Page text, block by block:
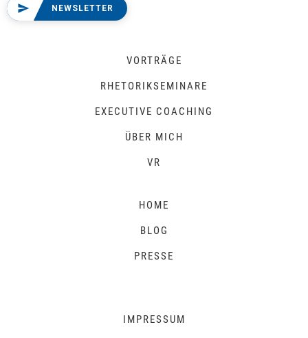
NEWSLETTER
HOME
VORTRÄGE
RHETORIKSEMINARE
EXECUTIVE COACHING
ÜBER MICH
VR
BLOG
PRESSE
IMPRESSUM